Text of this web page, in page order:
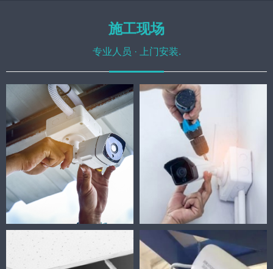
施工现场
专业人员 · 上门安装.